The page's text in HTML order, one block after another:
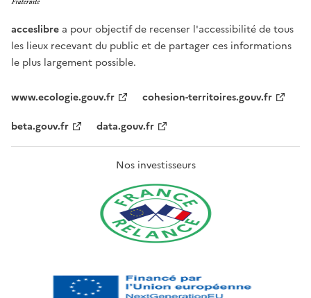
acceslibre a pour objectif de recenser l'accessibilité de tous
les lieux recevant du public et de partager ces informations
le plus largement possible.
www.ecologie.gouv.fr
cohesion-territoires.gouv.fr
beta.gouv.fr
data.gouv.fr
Nos investisseurs